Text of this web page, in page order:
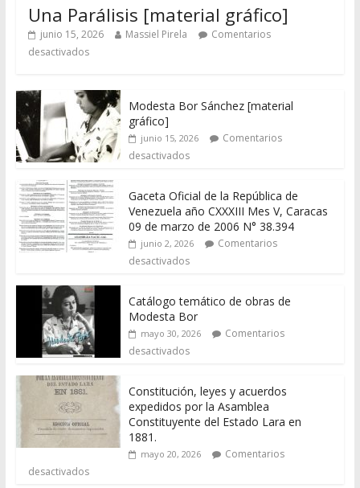
Una Parálisis [material gráfico]
junio 15, 2026 Massiel Pirela
Comentarios
desactivados
Modesta Bor Sánchez [material
gráfico]
junio 15, 2026
Comentarios
desactivados
Gaceta Oficial de la República de
Venezuela año CXXXIII Mes V, Caracas
09 de marzo de 2006 N° 38.394
junio 2, 2026
Comentarios
desactivados
Catálogo temático de obras de
Modesta Bor
mayo 30, 2026
Comentarios
desactivados
Constitución, leyes y acuerdos
expedidos por la Asamblea
Constituyente del Estado Lara en
1881.
mayo 20, 2026
Comentarios
desactivados